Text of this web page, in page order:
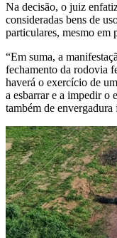
Na decisão, o juiz
consideradas bens de
particulares, mesmo em
“Em suma, a
fechamento da rodovia
haverá o exercício de
a esbarrar e a impedir o
também de